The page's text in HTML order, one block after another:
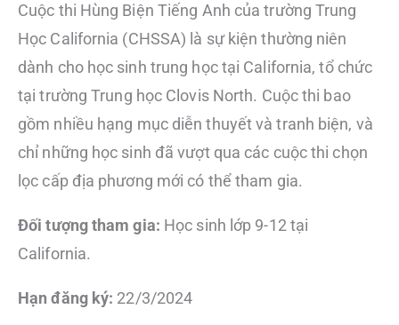
Cuộc thi Hùng Biện Tiếng Anh của trường Trung
Học California (CHSSA) là sự kiện thường niên
dành cho học sinh trung học tại California, tổ chức
tại trường Trung học Clovis North. Cuộc thi bao
gồm nhiều hạng mục diễn thuyết và tranh biện, và
chỉ những học sinh đã vượt qua các cuộc thi chọn
lọc cấp địa phương mới có thể tham gia.
Đối tượng tham gia: Học sinh lớp 9-12 tại
California.
Hạn đăng ký: 22/3/2024